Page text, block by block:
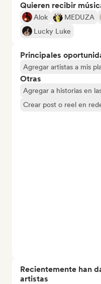
Quieren recibir
Alok MEDUZA
Lucky Luke
Principales
Agregar artistas a mis
Otras
Agregar a historias en
Crear post o reel en
Recientemente han
artistas